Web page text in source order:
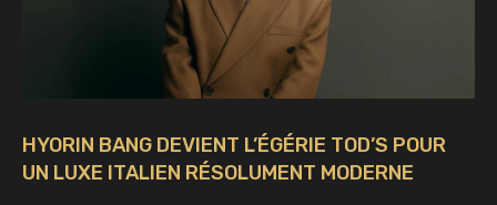
HYORIN BANG DEVIENT L’ÉGÉRIE TOD’S POUR
UN LUXE ITALIEN RÉSOLUMENT MODERNE